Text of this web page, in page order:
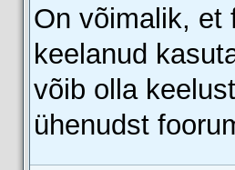
On võimalik, et
keelanud
võib olla
ühenudst